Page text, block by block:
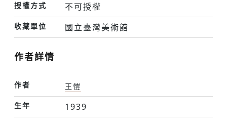
授權方式 不可授權
收藏單位 國立臺灣美術館
作者詳情
作者
王愷
生年
1939